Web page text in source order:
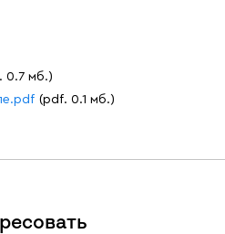
0.7 мб.)
(pdf. 0.1 мб.)